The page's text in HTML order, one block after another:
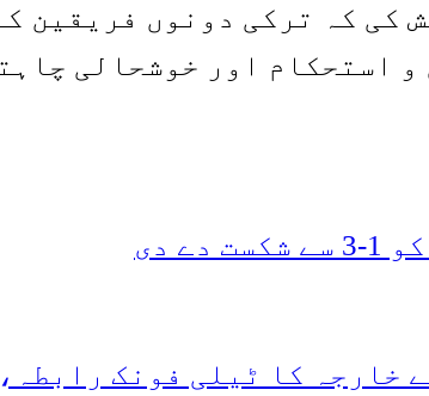
کی کہ ترکی دونوں فریقین
استحکام اور خوشحالی
دی
خارجہ کا ٹیلی فونک